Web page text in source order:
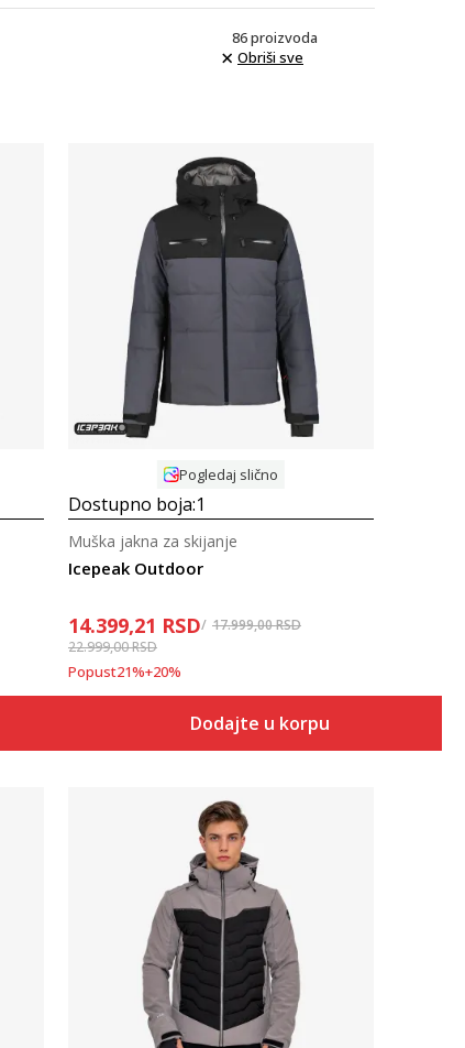
86proizvoda
Obriši sve
Pogledaj slično
Dostupno boja:1
Icepeak Outdoor
Muška jakna za skijanje
14.399,21 RSD 17.999,00RSD
22.999,00RSD
Popust21%+20%
Dodajte u korpu
Uporedi